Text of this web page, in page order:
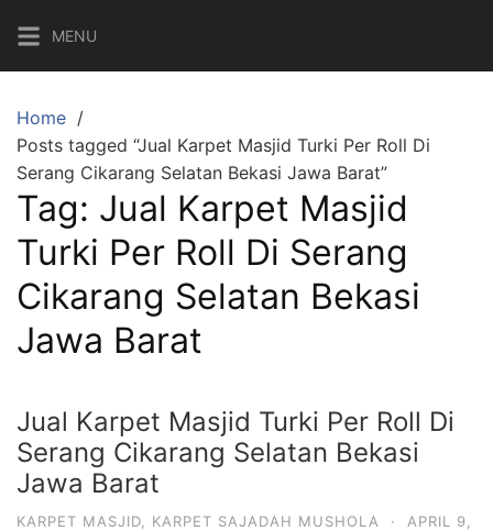
MENU
Home
Posts tagged “Jual Karpet Masjid Turki Per Roll Di
Serang Cikarang Selatan Bekasi Jawa Barat”
Tag: Jual Karpet Masjid
Turki Per Roll Di Serang
Cikarang Selatan Bekasi
Jawa Barat
Jual Karpet Masjid Turki Per Roll Di
Serang Cikarang Selatan Bekasi
Jawa Barat
KARPET MASJID KARPET SAJADAH MUSHOLA ·
APRIL 9,